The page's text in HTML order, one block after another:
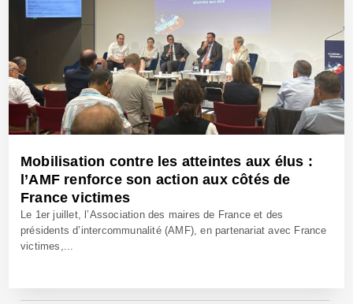
Mobilisation contre les atteintes aux élus :
l’AMF renforce son action aux côtés de
France victimes
Le 1er juillet, l’Association des maires de France et des
présidents d’intercommunalité (AMF), en partenariat avec France
victimes,...